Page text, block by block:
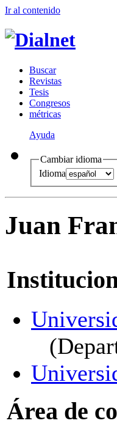
Ir al contenido
Buscar
Revistas
Tesis
Congresos
métricas
Ayuda
Cambiar idioma
Idioma
Juan
Área de